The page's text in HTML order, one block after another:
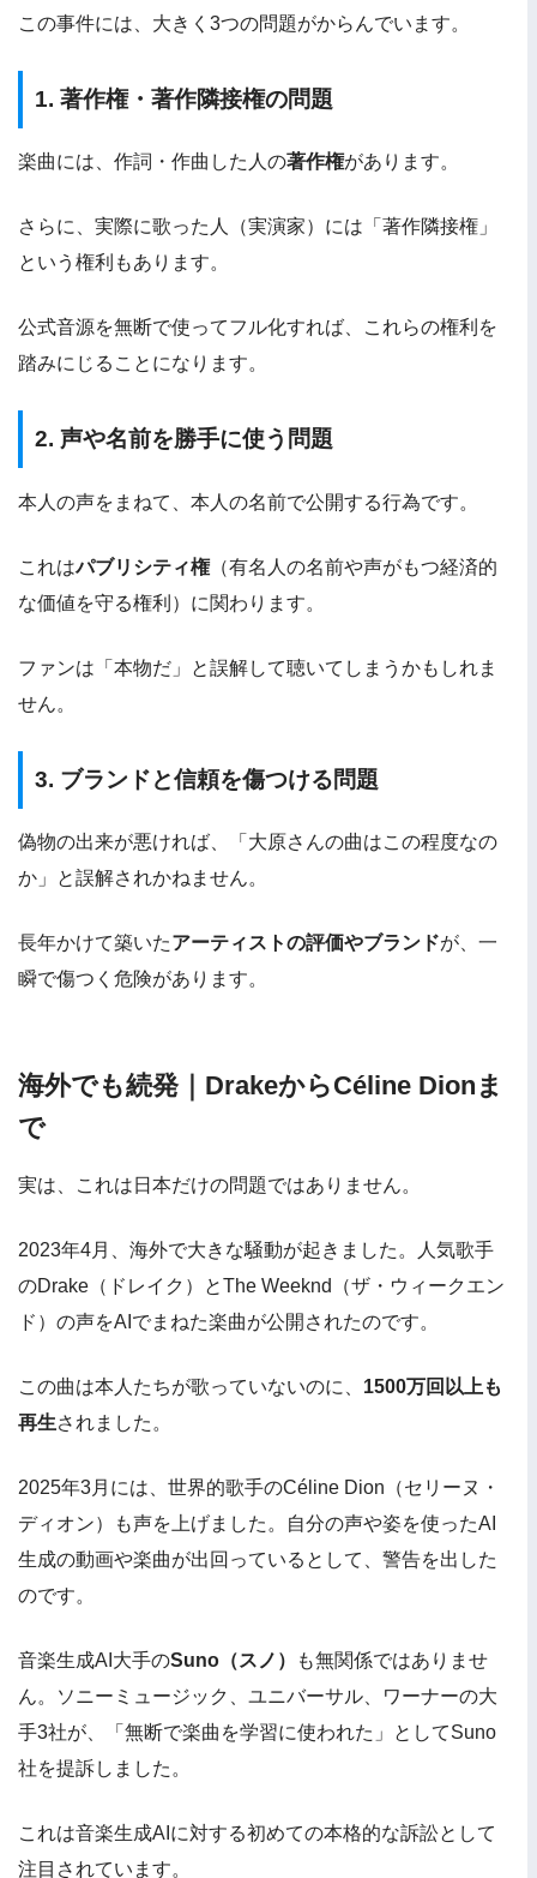
この事件には、大きく3つの問題がからんでいます。
1. 著作権・著作隣接権の問題
楽曲には、作詞・作曲した人の著作権があります。
さらに、実際に歌った人（実演家）には「著作隣接権」
という権利もあります。
公式音源を無断で使ってフル化すれば、これらの権利を
踏みにじることになります。
2. 声や名前を勝手に使う問題
本人の声をまねて、本人の名前で公開する行為です。
これはパブリシティ権（有名人の名前や声がもつ経済的
な価値を守る権利）に関わります。
ファンは「本物だ」と誤解して聴いてしまうかもしれま
せん。
3. ブランドと信頼を傷つける問題
偽物の出来が悪ければ、「大原さんの曲はこの程度なの
か」と誤解されかねません。
長年かけて築いたアーティストの評価やブランドが、一
瞬で傷つく危険があります。
海外でも続発｜DrakeからCéline Dionま
で
実は、これは日本だけの問題ではありません。
2023年4月、海外で大きな騒動が起きました。人気歌手
のDrake（ドレイク）とThe Weeknd（ザ・ウィークエン
ド）の声をAIでまねた楽曲が公開されたのです。
この曲は本人たちが歌っていないのに、 1500万回以上も
再生されました。
2025年3月には、世界的歌手のCéline Dion（セリーヌ・
ディオン）も声を上げました。自分の声や姿を使ったAI
生成の動画や楽曲が出回っているとして、警告を出した
のです。
音楽生成AI大手のSuno（スノ）
も無関係ではありませ
ん。ソニーミュージック、ユニバーサル、ワーナーの大
手3社が、「無断で楽曲を学習に使われた」としてSuno
社を提訴しました。
これは音楽生成AIに対する初めての本格的な訴訟として
注目されています。